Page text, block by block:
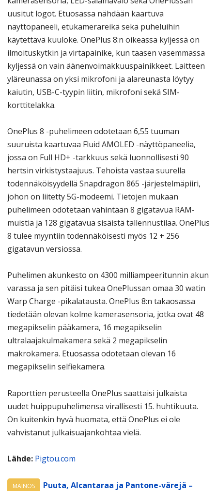
uusitut logot. Etuosassa nähdään kaartuva
näyttöpaneeli, etukamerareikä sekä puheluihin
käytettävä kuuloke. OnePlus 8:n oikeassa kyljessä on
ilmoituskytkin ja virtapainike, kun taasen vasemmassa
kyljessä on vain äänenvoimakkuuspainikkeet. Laitteen
yläreunassa on yksi mikrofoni ja alareunasta löytyy
kaiutin, USB-C-tyypin liitin, mikrofoni sekä SIM-
korttitelakka.
OnePlus 8 -puhelimeen odotetaan 6,55 tuuman
suuruista kaartuvaa Fluid AMOLED -näyttöpaneelia,
jossa on Full HD+ -tarkkuus sekä luonnollisesti 90
hertsin virkistystaajuus. Tehoista vastaa suurella
todennäköisyydellä Snapdragon 865 -järjestelmäpiiri,
johon on liitetty 5G-modeemi. Tietojen mukaan
puhelimeen odotetaan vähintään 8 gigatavua RAM-
muistia ja 128 gigatavua sisäistä tallennustilaa. OnePlus
8 tulee myyntiin todennäköisesti myös 12 + 256
gigatavun versiossa.
Puhelimen akunkesto on 4300 milliampeeritunnin akun
varassa ja sen pitäisi tukea OnePlussan omaa 30 watin
Warp Charge -pikalatausta. OnePlus 8:n takaosassa
tiedetään olevan kolme kamerasensoria, jotka ovat 48
megapikselin pääkamera, 16 megapikselin
ultralaajakulmakamera sekä 2 megapikselin
makrokamera. Etuosassa odotetaan olevan 16
megapikselin selfiekamera.
Raporttien perusteella OnePlus saattaisi julkaista
uudet huippupuhelimensa virallisesti 15. huhtikuuta.
On kuitenkin hyvä huomata, että OnePlus ei ole
vahvistanut julkaisuajankohtaa vielä.
Lähde: Pigtou.com
MAINOS Puuta, Alcantaraa ja Pantone-värejä –